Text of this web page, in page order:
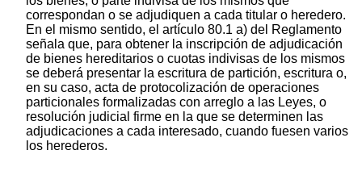
correspondan o se adjudiquen a cada titular o heredero.
En el mismo sentido, el artículo 80.1 a) del Reglamento
señala que, para obtener la inscripción de adjudicación
de bienes hereditarios o cuotas indivisas de los mismos
se deberá presentar la escritura de partición, escritura o,
en su caso, acta de protocolización de operaciones
particionales formalizadas con arreglo a las Leyes, o
resolución judicial firme en la que se determinen las
adjudicaciones a cada interesado, cuando fuesen varios
los herederos.